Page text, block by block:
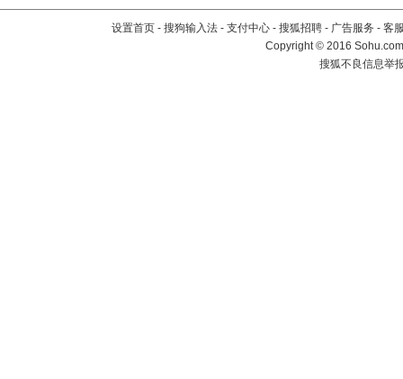
设置首页 - 搜狗输入法 - 支付中心 - 搜狐招聘 - 广告服务 - 客
Copyright©2016
搜狐不良信息举